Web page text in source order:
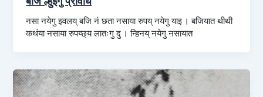
नसा नयेगु झ्वलय् बजि नं छता नसाया रुपय् नयेगु याइ । बजियात थीथी
कथंया नसाया रुपय्छ्य लातःगु दु । न्हिनय् नयेगु नसायात